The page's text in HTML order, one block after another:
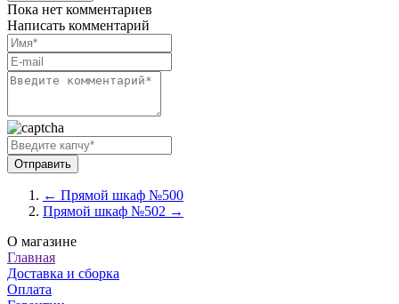
Пока нет комментариев
Написать комментарий
← Прямой шкаф №500
Прямой шкаф №502 →
О магазине
Главная
Доставка и сборка
Оплата